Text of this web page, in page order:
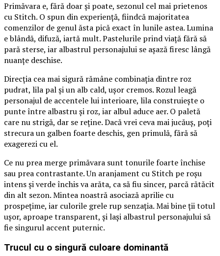
Primăvara e, fără doar și poate, sezonul cel mai prietenos
cu Stitch. O spun din experiență, fiindcă majoritatea
comenzilor de genul ăsta pică exact în lunile astea. Lumina
e blândă, difuză, iartă mult. Pastelurile prind viață fără să
pară sterse, iar albastrul personajului se așază firesc lângă
nuanțe deschise.
Direcția cea mai sigură rămâne combinația dintre roz
pudrat, lila pal și un alb cald, ușor cremos. Rozul leagă
personajul de accentele lui interioare, lila construiește o
punte între albastru și roz, iar albul aduce aer. O paletă
care nu strigă, dar se reține. Dacă vrei ceva mai jucăuș, poți
strecura un galben foarte deschis, gen primulă, fără să
exagerezi cu el.
Ce nu prea merge primăvara sunt tonurile foarte închise
sau prea contrastante. Un aranjament cu Stitch pe roșu
intens și verde închis va arăta, ca să fiu sincer, parcă rătăcit
din alt sezon. Mintea noastră asociază aprilie cu
prospețime, iar culorile grele rup senzația. Mai bine ții totul
ușor, aproape transparent, și lași albastrul personajului să
fie singurul accent puternic.
Trucul cu o singură culoare dominantă